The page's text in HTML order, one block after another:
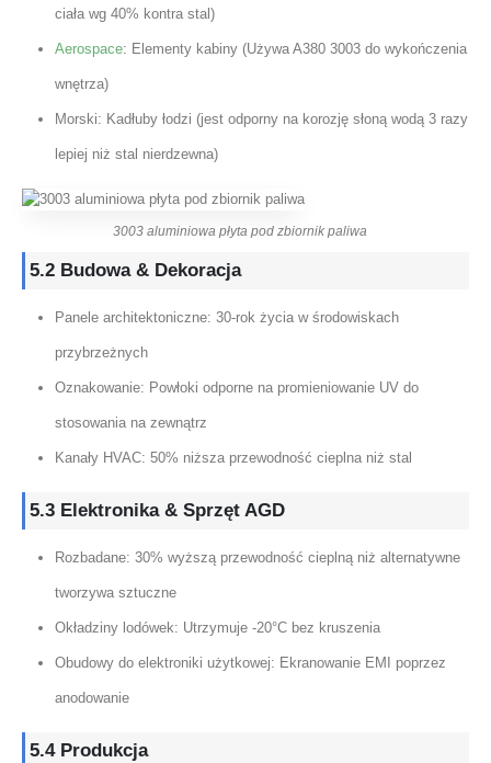
ciała wg 40% kontra stal)
Aerospace: Elementy kabiny (Używa A380 3003 do wykończenia
wnętrza)
Morski: Kadłuby łodzi (jest odporny na korozję słoną wodą 3 razy
lepiej niż stal nierdzewna)
3003 aluminiowa płyta pod zbiornik paliwa
5.2 Budowa & Dekoracja
Panele architektoniczne: 30-rok życia w środowiskach
przybrzeżnych
Oznakowanie: Powłoki odporne na promieniowanie UV do
stosowania na zewnątrz
Kanały HVAC: 50% niższa przewodność cieplna niż stal
5.3 Elektronika & Sprzęt AGD
Rozbadane: 30% wyższą przewodność cieplną niż alternatywne
tworzywa sztuczne
Okładziny lodówek: Utrzymuje -20°C bez kruszenia
Obudowy do elektroniki użytkowej: Ekranowanie EMI poprzez
anodowanie
5.4 Produkcja